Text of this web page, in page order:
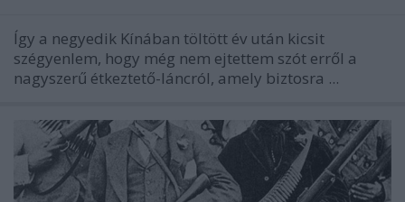
Így a negyedik Kínában töltött év után kicsit
szégyenlem, hogy még nem ejtettem szót erről a
nagyszerű étkeztető-láncról, amely biztosra ...